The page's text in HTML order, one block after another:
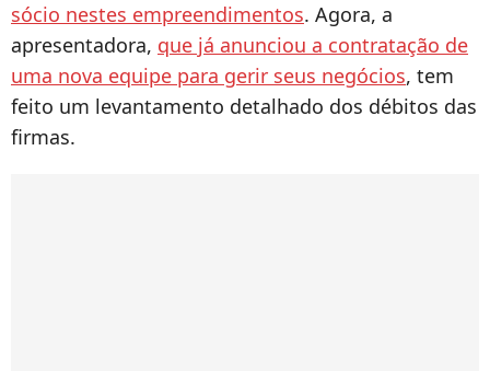
sócio nestes empreendimentos. Agora, a
apresentadora, que já anunciou a contratação de
uma nova equipe para gerir seus negócios, tem
feito um levantamento detalhado dos débitos das
firmas.